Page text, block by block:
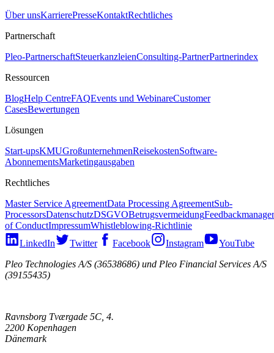
Über unsKarrierePresseKontaktRechtliches
Partnerschaft
Pleo-PartnerschaftSteuerkanzleienConsulting-PartnerPartnerindex
Ressourcen
BlogHelp CentreFAQEvents und WebinareCustomer
CasesBewertungen
Lösungen
Start-upsKMUGroßunternehmenReisekostenSoftware-
AbonnementsMarketingausgaben
Rechtliches
Master Service AgreementData Processing AgreementSub-
ProcessorsDatenschutzDSGVOBetrugsvermeidung
of ConductImpressumWhistleblowing-Richtlinie
LinkedIn
Twitter Facebook Instagram
YouTube
Pleo Technologies A/S (36538686) und Pleo Financial Services A/S
(39155435)
Ravnsborg Tværgade 5C, 4.
2200 Kopenhagen
Dänemark